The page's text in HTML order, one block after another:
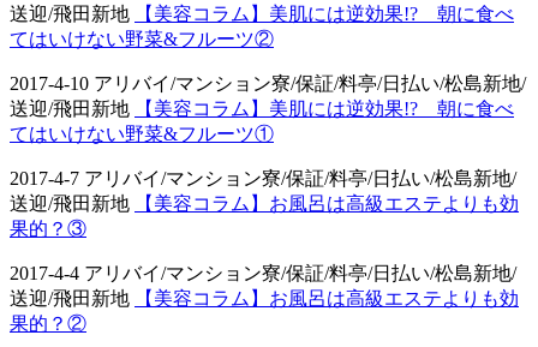
送迎/飛田新地
【美容コラム】美肌には逆効果!? 朝に食べ
てはいけない野菜&フルーツ②
2017-4-10 アリバイ/マンション寮/保証/料亭/日払い/松島新地/
送迎/飛田新地
【美容コラム】美肌には逆効果!? 朝に食べ
てはいけない野菜&フルーツ①
2017-4-7 アリバイ/マンション寮/保証/料亭/日払い/松島新地/
送迎/飛田新地
【美容コラム】お風呂は高級エステよりも効
果的？③
2017-4-4 アリバイ/マンション寮/保証/料亭/日払い/松島新地/
送迎/飛田新地
【美容コラム】お風呂は高級エステよりも効
果的？②